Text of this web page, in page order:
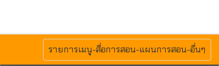
MENU
รายการเมนู-สื่อการสอน-แผนการสอน-อื่นๆ